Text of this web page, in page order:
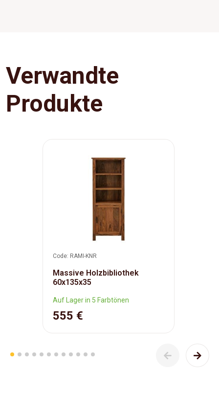
Verwandte
Produkte
Code: RAMI-KNR
Massive Holzbibliothek
60x135x35
Auf Lager in 5 Farbtönen
555 €